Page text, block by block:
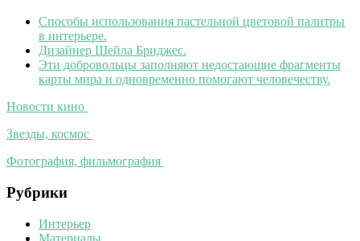
Способы использования пастельной цветовой палитры
в интерьере.
Дизайнер Шейла Бриджес.
Эти добровольцы заполняют недостающие фрагменты
карты мира и одновременно помогают человечеству.
Новости кино
Звезды, космос
Фотография, фильмография
Рубрики
Интерьер
Материалы